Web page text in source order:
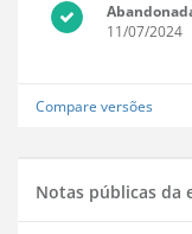
11/07/2024
Compare versões
Notas públicas da